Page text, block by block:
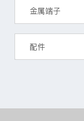
金属端子
配件